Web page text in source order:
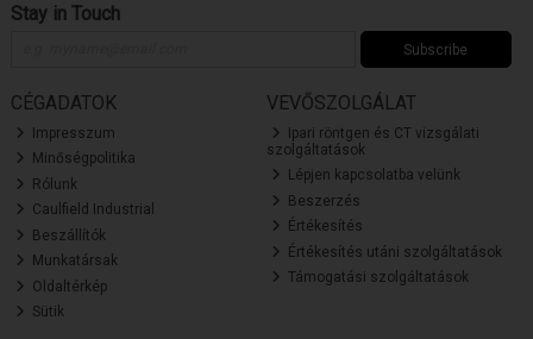
Stay in Touch
Subscribe
CÉGADATOK
Impresszum
Minőségpolitika
Rólunk
Caulfield Industrial
Beszállítók
Munkatársak
Oldaltérkép
Sütik
VEVŐSZOLGÁLAT
Ipari röntgen és CT vizsgálati
szolgáltatások
Lépjen kapcsolatba velünk
Beszerzés
Értékesítés
Értékesítés utáni szolgáltatások
Támogatási szolgáltatások